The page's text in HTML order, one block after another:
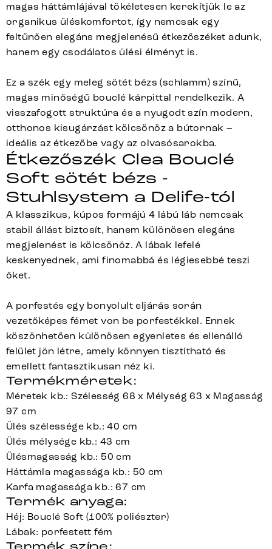
magas háttámlájával tökéletesen kerekítjük le az
organikus üléskomfortot, így nemcsak egy
feltűnően elegáns megjelenésű étkezőszéket adunk,
hanem egy csodálatos ülési élményt is.
Ez a szék egy meleg sötét bézs (schlamm) színű,
magas minőségű bouclé kárpittal rendelkezik. A
visszafogott struktúra és a nyugodt szín modern,
otthonos kisugárzást kölcsönöz a bútornak –
ideális az étkezőbe vagy az olvasósarokba.
Étkezőszék Clea Bouclé
Soft sötét bézs -
Stuhlsystem a Delife-tól
A klasszikus, kúpos formájú 4 lábú láb nemcsak
stabil állást biztosít, hanem különösen elegáns
megjelenést is kölcsönöz. A lábak lefelé
keskenyednek, ami finomabbá és légiesebbé teszi
őket.
A porfestés egy bonyolult eljárás során
vezetőképes fémet von be porfestékkel. Ennek
köszönhetően különösen egyenletes és ellenálló
felület jön létre, amely könnyen tisztítható és
emellett fantasztikusan néz ki.
Termékméretek:
Méretek kb.: Szélesség 68 x Mélység 63 x Magasság
97 cm
Ülés szélessége kb.: 40 cm
Ülés mélysége kb.: 43 cm
Ülésmagasság kb.: 50 cm
Háttámla magassága kb.: 50 cm
Karfa magassága kb.: 67 cm
Termék anyaga:
Héj: Bouclé Soft (100% poliészter)
Lábak: porfestett fém